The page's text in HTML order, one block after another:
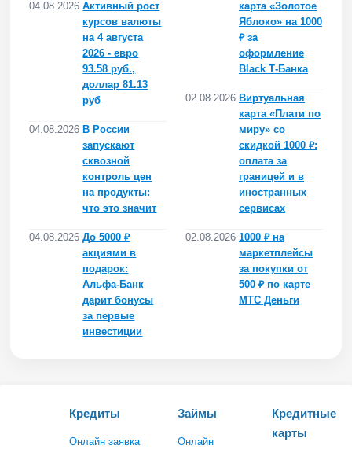
04.08.2026Активный рост
курсов валюты
на 4 августа
2026 - евро
93.58 руб.,
доллар 81.13
руб
04.08.2026 В России
запускают
сквозной
контроль цен
на продукты:
что это значит
04.08.2026До 5000 ₽
акциями в
подарок:
Альфа-Банк
дарит бонусы
за первые
инвестиции
карта «Золотое
Яблоко» на 1000
₽ за
оформление
Black Т-Банка
02.08.2026 Виртуальная
карта «Плати по
миру» со
скидкой 1000 ₽:
оплата за
границей и в
иностранных
сервисах
02.08.2026 1000 ₽ на
маркетплейсы
за покупки от
500 ₽ по карте
МТС Деньги
Кредиты
Онлайн заявка
Займы
Онлайн
Кредитные
карты